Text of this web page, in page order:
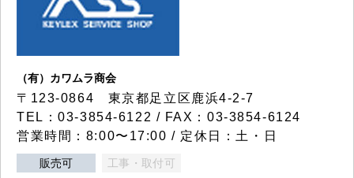
（有）カワムラ商会
〒123-0864 東京都足立区鹿浜4-2-7
TEL：03-3854-6122 / FAX：03-3854-6124
営業時間：8:00〜17:00 / 定休日：土・日
販売可 工事・取付可